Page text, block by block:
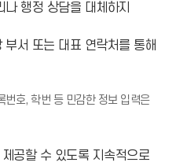
행정 상담을 대체하지
서 또는 대표 연락처를 통해
번호, 학번 등 민감한 정보 입력은
공할 수 있도록 지속적으로